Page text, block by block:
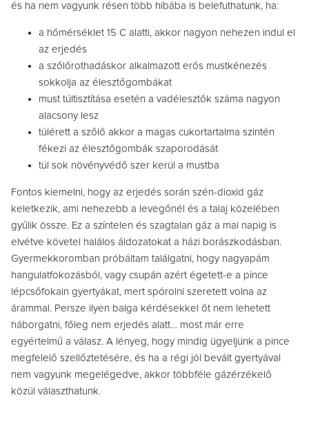
és ha nem vagyunk résen több hibába is belefuthatunk, ha:
a hőmérséklet 15 C alatti, akkor nagyon nehezen indul el
az erjedés
a szőlőrothadáskor alkalmazott erős mustkénezés
sokkolja az élesztőgombákat
must túltisztítása esetén a vadélesztők száma nagyon
alacsony lesz
túlérett a szőlő akkor a magas cukortartalma szintén
fékezi az élesztőgombák szaporodását
túl sok növényvédő szer kerül a mustba
Fontos kiemelni, hogy az erjedés során szén-dioxid gáz
keletkezik, ami nehezebb a levegőnél és a talaj közelében
gyűlik össze. Ez a színtelen és szagtalan gáz a mai napig is
elvétve követel halálos áldozatokat a házi borászkodásban.
Gyermekkoromban próbáltam találgatni, hogy nagyapám
hangulatfokozásból, vagy csupán azért égetett-e a pince
lépcsőfokain gyertyákat, mert spórolni szeretett volna az
árammal. Persze ilyen balga kérdésekkel őt nem lehetett
háborgatni, főleg nem erjedés alatt… most már erre
egyértelmű a válasz. A lényeg, hogy mindig ügyeljünk a pince
megfelelő szellőztetésére, és ha a régi jól bevált gyertyával
nem vagyunk megelégedve, akkor többféle gázérzékelő
közül választhatunk.